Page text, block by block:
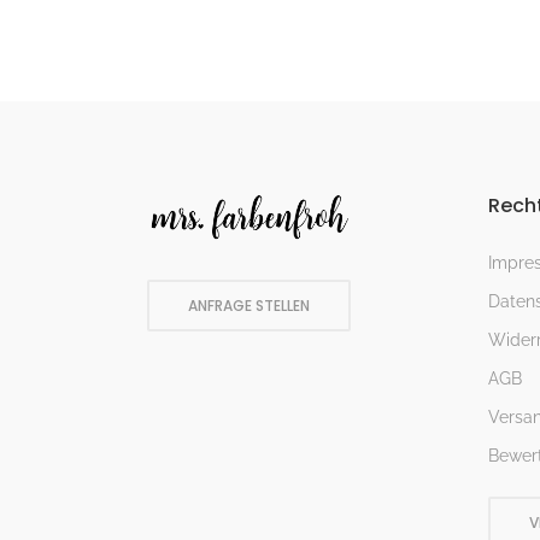
ANFRAGE STELLEN
AGB